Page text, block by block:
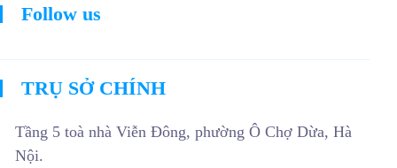
Follow us
TRỤ SỞ CHÍNH
Tầng 5 toà nhà Viễn Đông, phường Ô Chợ Dừa, Hà
Nội.